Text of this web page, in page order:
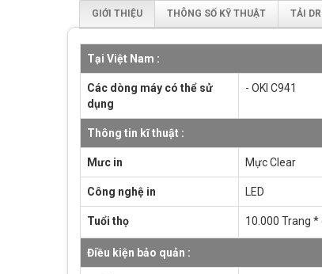
GIỚI THIỆU THÔNG SỐ KỸ THUẬT TẢI
Tại Việt Nam :
Các dòng máy có thể sử
dụng
- OKI C941
Thông tin kĩ thuật :
Mưc in Mực Clear
Công nghệ in LED
Tuổi thọ 10.000 Trang
Điều kiện bảo quản :